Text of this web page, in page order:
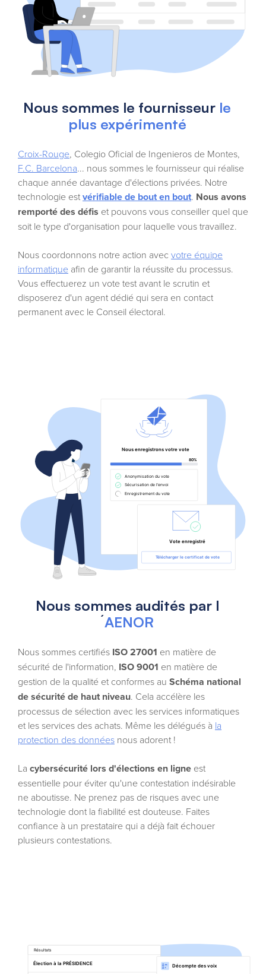
Nous sommes le fournisseur le
plus expérimenté
Croix-Rouge, Colegio Oficial de Ingenieros de Montes,
F.C. Barcelona... nous sommes le fournisseur qui réalise
chaque année davantage d'élections privées. Notre
technologie estvérifiable de bout en bout. Nous avons
remporté des défis et pouvons vous conseiller quel que
soit le type d'organisation pour laquelle vous travaillez.
Nous coordonnons notre action avec votre équipe
informatique afin de garantir la réussite du processus.
Vous effectuerez un vote test avant le scrutin et
disposerez d'un agent dédié qui sera en contact
permanent avec le Conseil électoral.
Nous sommes audités par l
´AENOR
Nous sommes certifiés ISO 27001 en matière de
sécurité de l'information, ISO 9001 en matière de
gestion de la qualité et conformes au Schéma national
de sécurité de haut niveau. Cela accélère les
processus de sélection avec les services informatiques
et les services des achats. Même les délégués à la
protection des données nous adorent !
La cybersécurité lors d'élections en ligne est
essentielle pour éviter qu'une contestation indésirable
ne aboutisse. Ne prenez pas de risques avec une
technologie dont la fiabilité est douteuse. Faites
confiance à un prestataire qui a déjà fait échouer
plusieurs contestations.